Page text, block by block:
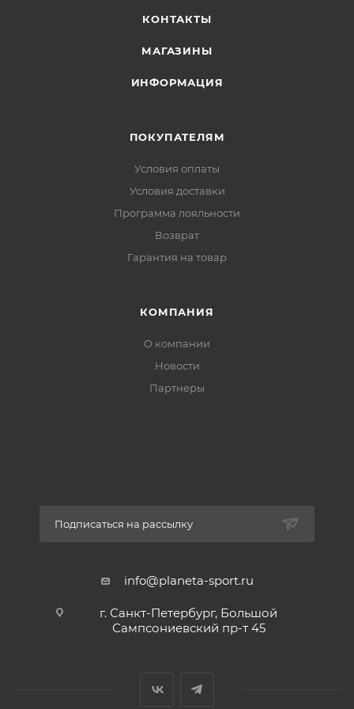
КОНТАКТЫ
МАГАЗИНЫ
ИНФОРМАЦИЯ
ПОКУПАТЕЛЯМ
Условия оплаты
Условия доставки
Программа лояльности
Возврат
Гарантия на товар
КОМПАНИЯ
О компании
Новости
Партнеры
Подписаться на рассылку
info@planeta-sport.ru
г. Санкт-Петербург, Большой
Сампсониевский пр-т 45